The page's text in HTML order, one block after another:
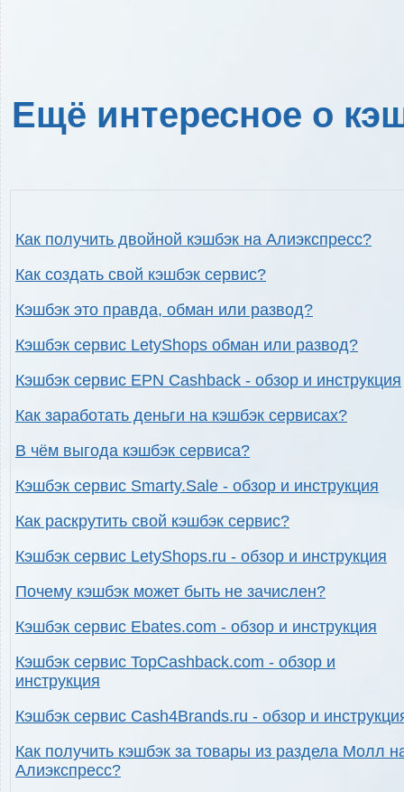
Ещё интересное о
Как получить двойной кэшбэк на Алиэкспресс?
Как создать свой кэшбэк сервис?
Кэшбэк это правда, обман или развод?
Кэшбэк сервис LetyShops обман или развод?
Кэшбэк сервис EPN Cashback - обзор и инструкция
Как заработать деньги на кэшбэк сервисах?
В чём выгода кэшбэк сервиса?
Кэшбэк сервис Smarty.Sale - обзор и инструкция
Как раскрутить свой кэшбэк сервис?
Кэшбэк сервис LetyShops.ru - обзор и инструкция
Почему кэшбэк может быть не зачислен?
Кэшбэк сервис Ebates.com - обзор и инструкция
Кэшбэк сервис TopCashback.com - обзор и
инструкция
Кэшбэк сервис Cash4Brands.ru - обзор и
Как получить кэшбэк за товары из раздела Молл
Алиэкспресс?